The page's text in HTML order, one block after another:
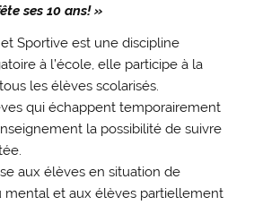
ses 10 ans! »
Sportive est une discipline
à l’école, elle participe à la
les élèves scolarisés.
qui échappent temporairement
la possibilité de suivre
aux élèves en situation de
mental et aux élèves partiellement